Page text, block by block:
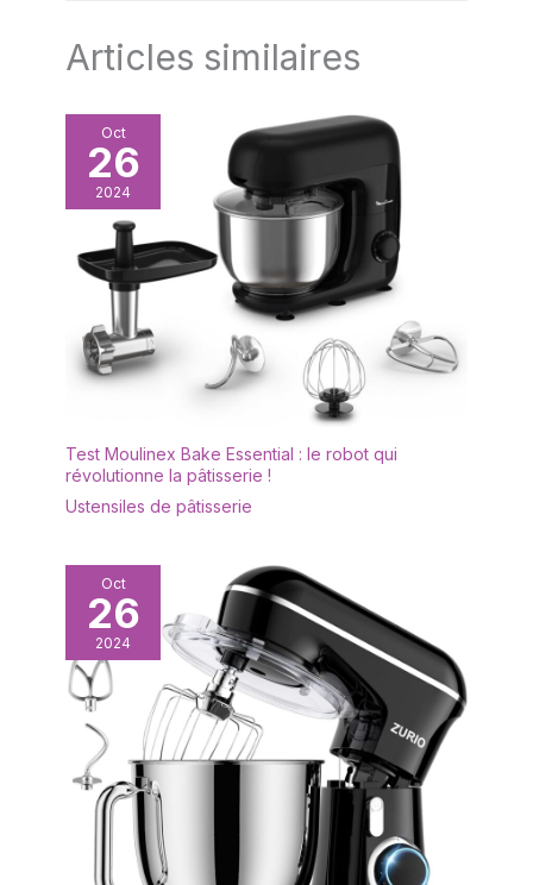
Articles similaires
Oct
26
2024
Test Moulinex Bake Essential : le robot qui
révolutionne la pâtisserie !
Ustensiles de pâtisserie
Oct
26
2024